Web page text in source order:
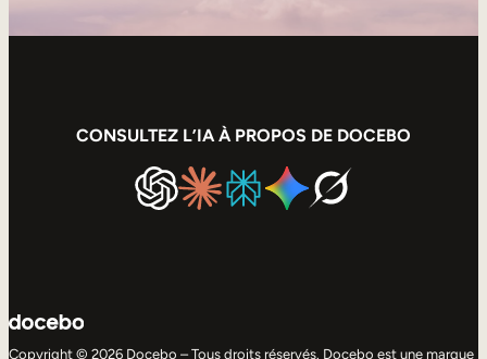
CONSULTEZ L’IA À PROPOS DE DOCEBO
Copyright © 2026 Docebo – Tous droits réservés. Docebo est une marque